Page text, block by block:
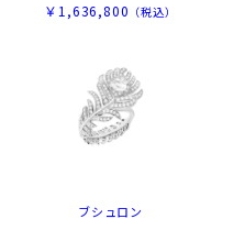
￥1,636,800 （税込）
ブシュロン